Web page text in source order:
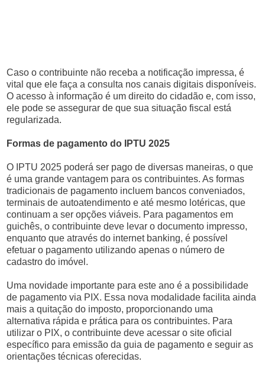
Caso o contribuinte não receba a notificação impressa, é
vital que ele faça a consulta nos canais digitais disponíveis.
O acesso à informação é um direito do cidadão e, com isso,
ele pode se assegurar de que sua situação fiscal está
regularizada.
Formas de pagamento do IPTU 2025
O IPTU 2025 poderá ser pago de diversas maneiras, o que
é uma grande vantagem para os contribuintes. As formas
tradicionais de pagamento incluem bancos conveniados,
terminais de autoatendimento e até mesmo lotéricas, que
continuam a ser opções viáveis. Para pagamentos em
guichês, o contribuinte deve levar o documento impresso,
enquanto que através do internet banking, é possível
efetuar o pagamento utilizando apenas o número de
cadastro do imóvel.
Uma novidade importante para este ano é a possibilidade
de pagamento via PIX. Essa nova modalidade facilita ainda
mais a quitação do imposto, proporcionando uma
alternativa rápida e prática para os contribuintes. Para
utilizar o PIX, o contribuinte deve acessar o site oficial
específico para emissão da guia de pagamento e seguir as
orientações técnicas oferecidas.